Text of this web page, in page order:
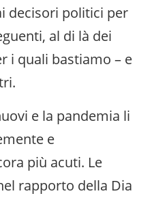
decisori politici per
al di là dei
i quali bastiamo – e
e la pandemia li
e
più acuti. Le
rapporto della Dia